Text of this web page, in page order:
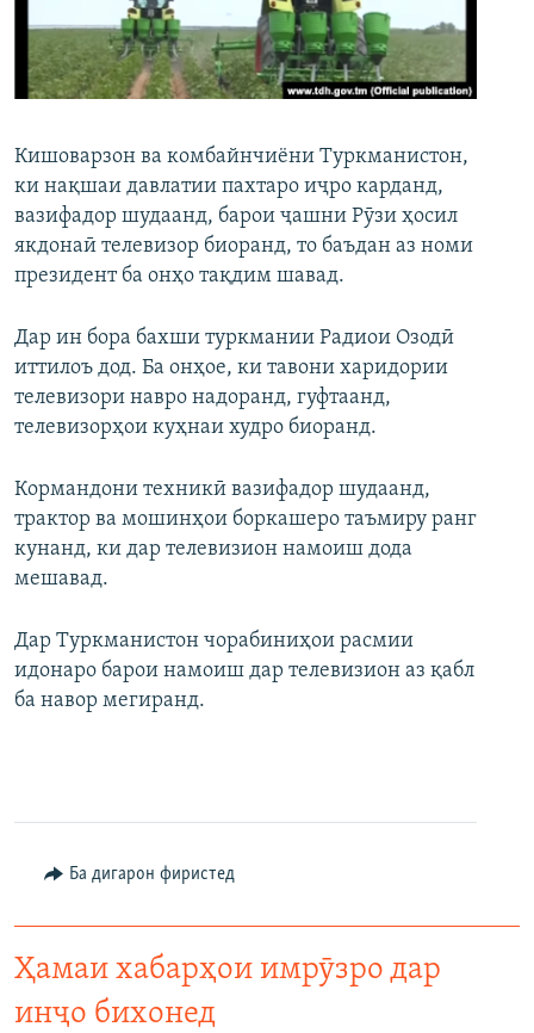
ГУЗОРИШҲОИ РАДИОӢ
Русский
Ҳамаи сомонаҳои RFE/RL
Кишоварзон ва комбайнчиёни Туркманистон,
ки нақшаи давлатии пахтаро иҷро карданд,
вазифадор шудаанд, барои ҷашни Рӯзи ҳосил
якдонаӣ телевизор биоранд, то баъдан аз номи
президент ба онҳо тақдим шавад.
Дар ин бора бахши туркмании Радиои Озодӣ
иттилоъ дод. Ба онҳое, ки тавони харидории
телевизори навро надоранд, гуфтаанд,
телевизорҳои куҳнаи худро биоранд.
Кормандони техникӣ вазифадор шудаанд,
трактор ва мошинҳои боркашеро таъмиру ранг
кунанд, ки дар телевизион намоиш дода
мешавад.
Дар Туркманистон чорабиниҳои расмии
идонаро барои намоиш дар телевизион аз қабл
ба навор мегиранд.
Ба дигарон фиристед
Ҳамаи хабарҳои имрӯзро дар
инҷо бихонед